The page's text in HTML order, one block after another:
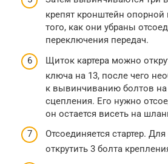
крепят кронштейн
того, как они убраны
переключения передач.
Щиток картера можно
ключа на 13, после чего
к вывинчиванию болтов
сцепления. Его нужно
он остается висеть на
Отсоединяется стартер.
открутить 3 болта